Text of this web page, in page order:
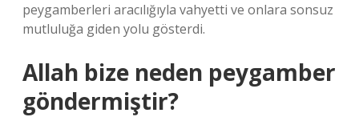
peygamberleri aracılığıyla vahyetti ve onlara sonsuz
mutluluğa giden yolu gösterdi.
Allah bize neden peygamber
göndermiştir?